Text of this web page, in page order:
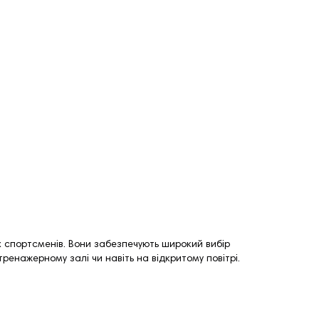
Вони забезпечують широкий вибір
залі чи навіть на відкритому повітрі.